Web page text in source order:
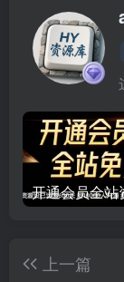
上一篇